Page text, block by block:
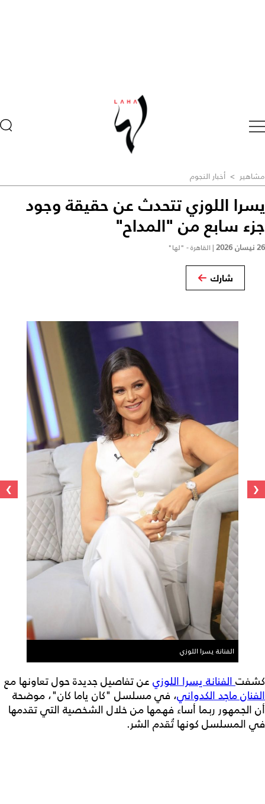
مشاهير > أخبار النجوم
يسرا اللوزي تتحدث عن حقيقة وجود
جزء سابع من "المداح"
26 نيسان 2026 | القاهرة - "لها"
شارك
الفنانة يسرا اللوزي
‹
›
كشفت الفنانة يسرا اللوزي عن تفاصيل جديدة حول تعاونها مع
الفنان ماجد الكدواني، في مسلسل "كان ياما كان"، موضحة
أن الجمهور ربما أساء فهمها من خلال الشخصية التي تقدمها
في المسلسل كونها تُقدم الشر.